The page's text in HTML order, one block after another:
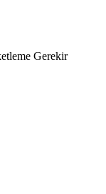
Gerekir